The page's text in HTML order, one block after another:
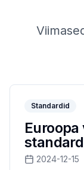
Standardid
aastal
2024-12-15